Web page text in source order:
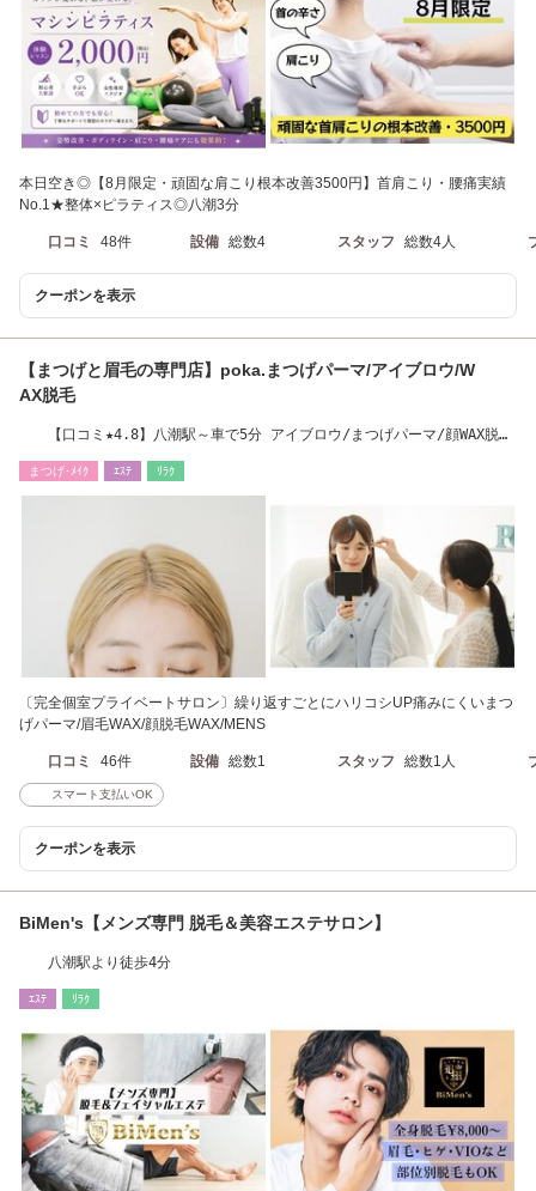
本日空き◎【8月限定・頑固な肩こり根本改善3500円】首肩こり・腰痛実績
No.1★整体×ピラティス◎八潮3分
口コミ 48件 設備 総数4 スタッフ 総数4人
クーポンを表示
【まつげと眉毛の専門店】poka.まつげパーマ/アイブロウ/W
AX脱毛
【口コミ★4.8】八潮駅～車で5分 アイブロウ/まつげパーマ/顔WAX脱
まつげ･ﾒｲｸ ｴｽﾃ ﾘﾗｸ
〔完全個室プライベートサロン〕繰り返すごとにハリコシUP痛みにくいまつ
げパーマ/眉毛WAX/顔脱毛WAX/MENS
口コミ 46件 設備 総数1 スタッフ 総数1人
スマート支払いOK
クーポンを表示
BiMen's【メンズ専門 脱毛＆美容エステサロン】
八潮駅より徒歩4分
ｴｽﾃ ﾘﾗｸ